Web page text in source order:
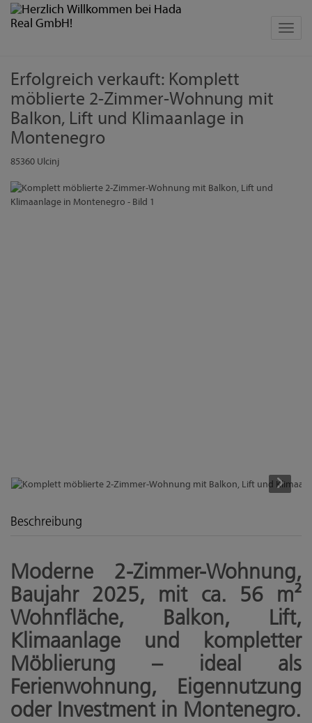
Erfolgreich verkauft: Komplett
möblierte 2-Zimmer-Wohnung mit
Balkon, Lift und Klimaanlage in
Montenegro
85360 Ulcinj
Beschreibung
Moderne 2-Zimmer-Wohnung,
Baujahr 2025, mit ca. 56 m²
Wohnfläche, Balkon, Lift,
Klimaanlage und kompletter
Möblierung – ideal als
Ferienwohnung, Eigennutzung
oder Investment in Montenegro.